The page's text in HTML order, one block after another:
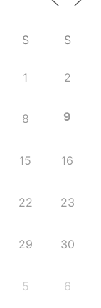
S S
1 2
8 9
15 16
22 23
29 30
5 6